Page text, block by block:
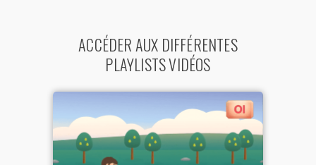
ACCÉDER AUX DIFFÉRENTES
PLAYLISTS VIDÉOS